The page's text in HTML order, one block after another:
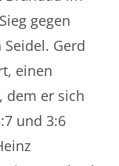
gegen
Gerd
einen
dem er sich
und 3:6